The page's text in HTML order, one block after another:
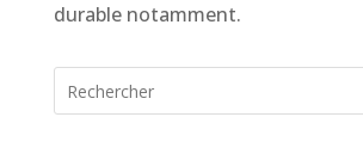
durable notamment.